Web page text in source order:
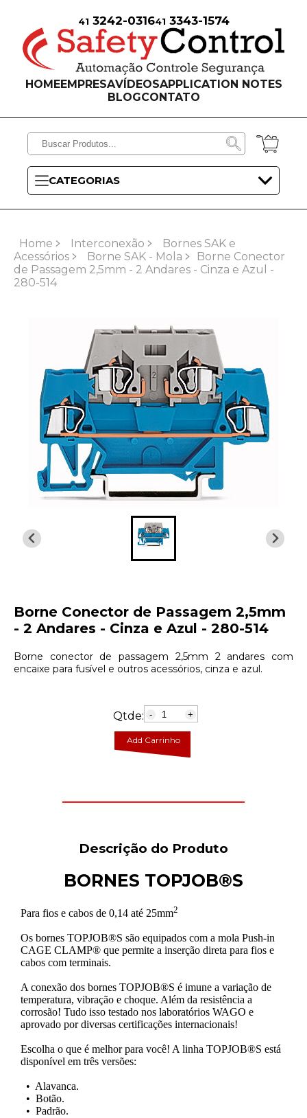
41 3242-031641 3343-1574
HOMEEMPRESAVÍDEOSAPPLICATION NOTES
BLOGCONTATO
CATEGORIAS
Home Interconexão
Bornes SAK e
Acessórios
Borne SAK - Mola
Borne Conector
de Passagem 2,5mm - 2 Andares - Cinza e Azul -
280-514
Borne Conector de Passagem 2,5mm
- 2 Andares - Cinza e Azul - 280-514
Borne conector de passagem 2,5mm 2 andares com
encaixe para fusível e outros acessórios, cinza e azul.
Qtde: - +
Add Carrinho
Descrição do Produto
BORNES TOPJOB®S
Para fios e cabos de 0,14 até 25mm2
Os bornes TOPJOB®S são equipados com a mola Push-in
CAGE CLAMP® que permite a inserção direta para fios e
cabos com terminais.
A conexão dos bornes TOPJOB®S é imune a variação de
temperatura, vibração e choque. Além da resistência a
corrosão! Tudo isso testado nos laboratórios WAGO e
aprovado por diversas certificações internacionais!
Escolha o que é melhor para você! A linha TOPJOB®S está
disponível em três versões:
• Alavanca.
• Botão.
• Padrão.